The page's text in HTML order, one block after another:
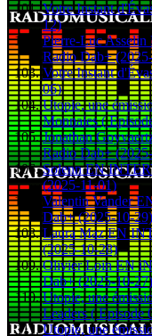
Votre Instant
12)
Pierre-Luc
Radio Dab+
Votre Instant
06)
Utopie, une
Monnaies (
Jonathan
Radio Dab+
Solenn EN
(2025-11-01)
Valentin Vander
Dab+ (2025-10-29)
Laura Maz EN
(2025-10-28)
Olivier Loin EN
Dab+ (2025-10-27)
Utopie, une
Leaders ( Episode
Utopie, une